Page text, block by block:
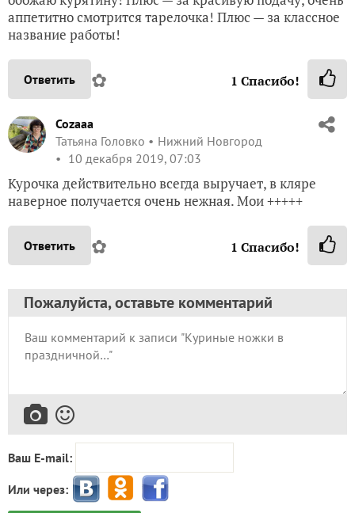
аппетитно смотрится тарелочка! Плюс — за классное
название работы!
Ответить ✿ 1 Спасибо!
Cozaaa
Татьяна Головко
Нижний Новгород
10 декабря 2019, 07:03
Курочка действительно всегда выручает, в кляре
наверное получается очень нежная. Мои +++++
Ответить ✿ 1 Спасибо!
Пожалуйста, оставьте комментарий
Ваш E-mail:
Или через: